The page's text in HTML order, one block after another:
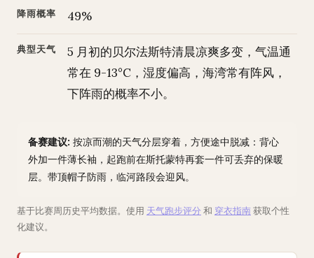
降雨概率 49%
典型天气
5 月初的贝尔法斯特清晨凉爽多变，气温通
常在 9-13°C，湿度偏高，海湾常有阵风，
下阵雨的概率不小。
备赛建议: 按凉而潮的天气分层穿着，方便途中脱减：背心
外加一件薄长袖，起跑前在斯托蒙特再套一件可丢弃的保暖
层。带顶帽子防雨，临河路段会迎风。
基于比赛周历史平均数据。使用 天气跑步评分 和 穿衣指南获取个性
化建议。